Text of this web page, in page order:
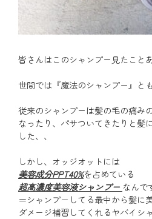
皆さんはこのシャンプー見たこと
世間では『魔法のシャンプー』と
従来のシャンプーは髪の毛の痛み
なったり、パサついてきたりと髪
した、、
しかし、オッジオットには
美容成分PPT40%を占めている
超高濃度美容液シャンプー なんで
＝シャンプーしてる最中から髪に
ダメージ補習してくれるヤバイ